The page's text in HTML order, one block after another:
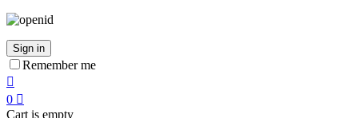
Sign in
Remember me

0 
Cart is empty